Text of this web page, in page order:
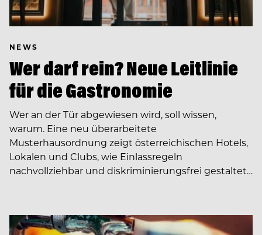
NEWS
Wer darf rein? Neue Leitlinie
für die Gastronomie
Wer an der Tür abgewiesen wird, soll wissen,
warum. Eine neu überarbeitete
Musterhausordnung zeigt österreichischen Hotels,
Lokalen und Clubs, wie Einlassregeln
nachvollziehbar und diskriminierungsfrei gestaltet…